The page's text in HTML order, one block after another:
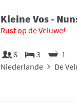
Kleine Vos -
Rust op de Veluwe!
6 3
1
Niederlande
De